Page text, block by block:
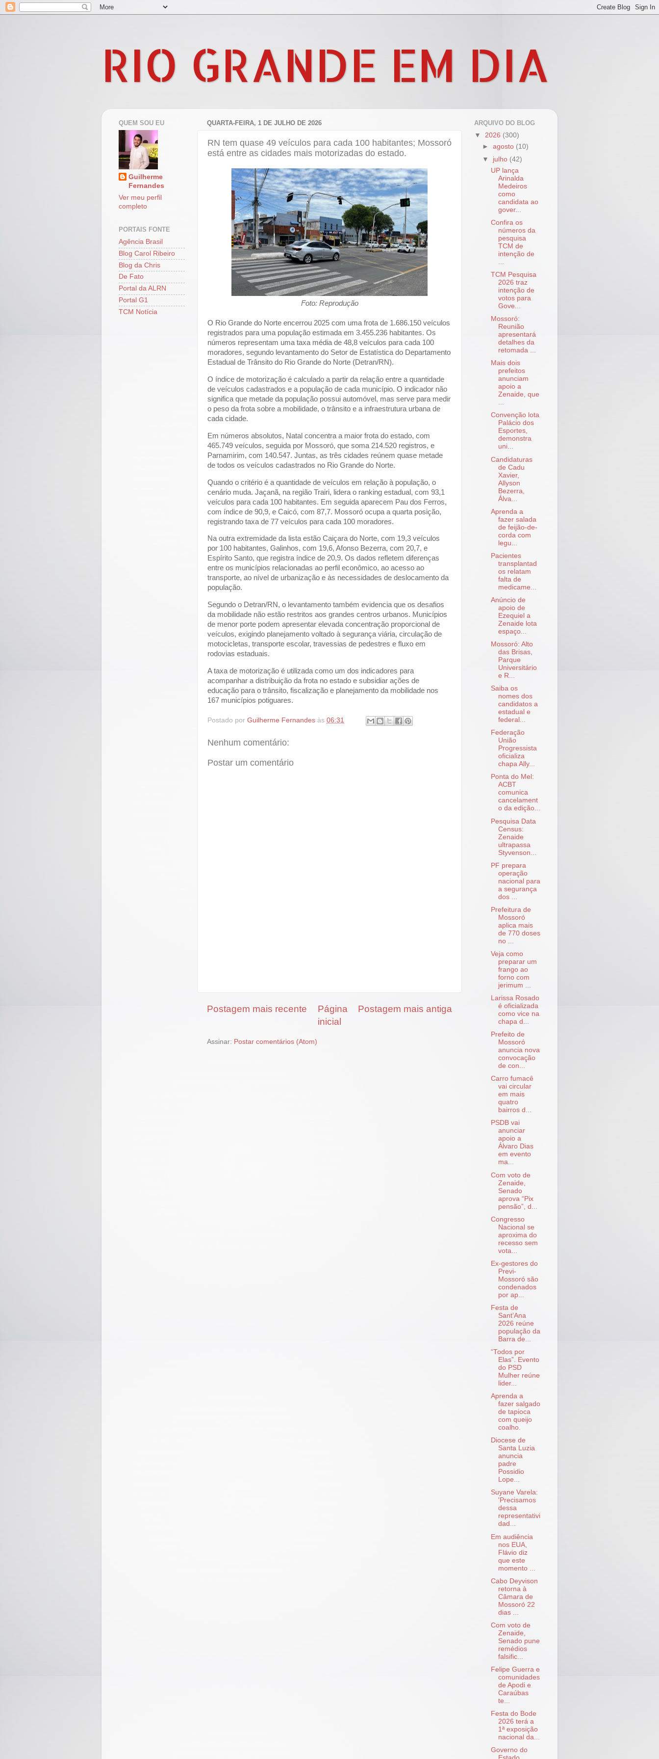
RIO GRANDE EM DIA
QUARTA-FEIRA, 1 DE JULHO DE 2026
RN tem quase 49 veículos para cada 100 habitantes; Mossoró
está entre as cidades mais motorizadas do estado.
Foto: Reprodução
O Rio Grande do Norte encerrou 2025 com uma frota de 1.686.150 veículos
registrados para uma população estimada em 3.455.236 habitantes. Os
números representam uma taxa média de 48,8 veículos para cada 100
moradores, segundo levantamento do Setor de Estatística do Departamento
Estadual de Trânsito do Rio Grande do Norte (Detran/RN).
O índice de motorização é calculado a partir da relação entre a quantidade
de veículos cadastrados e a população de cada município. O indicador não
significa que metade da população possui automóvel, mas serve para medir
o peso da frota sobre a mobilidade, o trânsito e a infraestrutura urbana de
cada cidade.
Em números absolutos, Natal concentra a maior frota do estado, com
465.749 veículos, seguida por Mossoró, que soma 214.520 registros, e
Parnamirim, com 140.547. Juntas, as três cidades reúnem quase metade
de todos os veículos cadastrados no Rio Grande do Norte.
Quando o critério é a quantidade de veículos em relação à população, o
cenário muda. Jaçanã, na região Trairi, lidera o ranking estadual, com 93,1
veículos para cada 100 habitantes. Em seguida aparecem Pau dos Ferros,
com índice de 90,9, e Caicó, com 87,7. Mossoró ocupa a quarta posição,
registrando taxa de 77 veículos para cada 100 moradores.
Na outra extremidade da lista estão Caiçara do Norte, com 19,3 veículos
por 100 habitantes, Galinhos, com 19,6, Afonso Bezerra, com 20,7, e
Espírito Santo, que registra índice de 20,9. Os dados refletem diferenças
entre os municípios relacionadas ao perfil econômico, ao acesso ao
transporte, ao nível de urbanização e às necessidades de deslocamento da
população.
Segundo o Detran/RN, o levantamento também evidencia que os desafios
da mobilidade não estão restritos aos grandes centros urbanos. Municípios
de menor porte podem apresentar elevada concentração proporcional de
veículos, exigindo planejamento voltado à segurança viária, circulação de
motocicletas, transporte escolar, travessias de pedestres e fluxo em
rodovias estaduais.
A taxa de motorização é utilizada como um dos indicadores para
acompanhar a distribuição da frota no estado e subsidiar ações de
educação para o trânsito, fiscalização e planejamento da mobilidade nos
167 municípios potiguares.
Postado por Guilherme Fernandes às 06:31
Nenhum comentário:
Postar um comentário
Postagem mais recente Postagem mais antiga
Página
inicial
Assinar: Postar comentários (Atom)
QUEM SOU EU
Guilherme
Fernandes
Ver meu perfil
completo
PORTAIS FONTE
Agência Brasil
Blog Carol Ribeiro
Blog da Chris
De Fato
Portal da ALRN
Portal G1
TCM Notícia
ARQUIVO DO BLOG
▼ 2026 (300)
►agosto (10)
▼ julho (42)
UP lança
Arinalda
Medeiros
como
candidata ao
gover...
Confira os
números da
pesquisa
TCM de
intenção de
TCM Pesquisa
2026 traz
intenção de
votos para
Gove...
Mossoró:
Reunião
apresentará
detalhes da
retomada ...
Mais dois
prefeitos
anunciam
apoio a
Zenaide, que
...
Convenção lota
Palácio dos
Esportes,
demonstra
uni...
Candidaturas
de Cadu
Xavier,
Allyson
Bezerra,
Álva...
Aprenda a
fazer salada
de feijão-de-
corda com
legu...
Pacientes
transplantad
os relatam
falta de
medicame...
Anúncio de
apoio de
Ezequiel a
Zenaide lota
espaço...
Mossoró: Alto
das Brisas,
Parque
Universitário
e R...
Saiba os
nomes dos
candidatos a
estadual e
federal...
Federação
União
Progressista
oficializa
chapa Ally...
Ponta do Mel:
ACBT
comunica
cancelament
o da edição...
Pesquisa Data
Census:
Zenaide
ultrapassa
Styvenson...
PF prepara
operação
nacional para
a segurança
dos ...
Prefeitura de
Mossoró
aplica mais
de 770 doses
no ...
Veja como
preparar um
frango ao
forno com
jerimum ...
Larissa Rosado
é oficializada
como vice na
chapa d...
Prefeito de
Mossoró
anuncia nova
convocação
de con...
Carro fumacê
vai circular
em mais
quatro
bairros d...
PSDB vai
anunciar
apoio a
Álvaro Dias
em evento
ma...
Com voto de
Zenaide,
Senado
aprova “Pix
pensão”, d...
Congresso
Nacional se
aproxima do
recesso sem
vota...
Ex-gestores do
Previ-
Mossoró são
condenados
por ap...
Festa de
Sant’Ana
2026 reúne
população da
Barra de...
“Todos por
Elas”. Evento
do PSD
Mulher reúne
lider...
Aprenda a
fazer salgado
de tapioca
com queijo
coalho.
Diocese de
Santa Luzia
anuncia
padre
Possidio
Lope...
Suyane Varela:
'Precisamos
dessa
representativi
dad...
Em audiência
nos EUA,
Flávio diz
que este
momento ...
Cabo Deyvison
retorna à
Câmara de
Mossoró 22
dias ...
Com voto de
Zenaide,
Senado pune
remédios
falsific...
Felipe Guerra e
comunidades
de Apodi e
Caraúbas
te...
Festa do Bode
2026 terá a
1ª exposição
nacional da...
Governo do